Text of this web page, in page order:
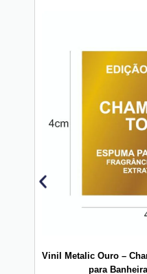
Vinil Metalic Ouro –
para